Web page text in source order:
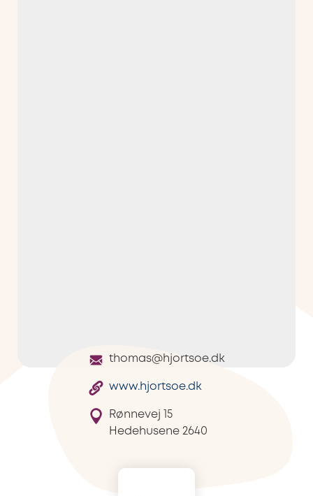
thomas@hjortsoe.dk
www.hjortsoe.dk
Rønnevej 15
Hedehusene 2640